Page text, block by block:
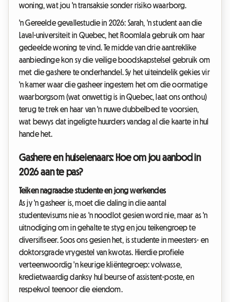
woning, wat jou 'n transaksie sonder risiko waarborg.
'n Gereelde gevallestudie in 2026: Sarah, 'n student aan die
Laval-universiteit in Quebec, het Roomlala gebruik om haar
gedeelde woning te vind. Te midde van drie aantreklike
aanbiedinge kon sy die veilige boodskapstelsel gebruik om
met die gashere te onderhandel. Sy het uiteindelik gekies vir
'n kamer waar die gasheer ingestem het om die oormatige
waarborgsom (wat onwettig is in Quebec, laat ons onthou)
terug te trek en haar van 'n nuwe dubbelbed te voorsien,
wat bewys dat ingeligte huurders vandag al die kaarte in hul
hande het.
Gashere en huiseienaars: Hoe om jou aanbod in
2026 aan te pas?
Teiken nagraadse studente en jong werkendes
As jy 'n gasheer is, moet die daling in die aantal
studentevisums nie as 'n noodlot gesien word nie, maar as 'n
uitnodiging om in gehalte te styg en jou teikengroep te
diversifiseer. Soos ons gesien het, is studente in meesters- en
doktorsgrade vrygestel van kwotas. Hierdie profiele
verteenwoordig 'n keurige kliëntegroep: volwasse,
kredietwaardig danksy hul beurse of assistent-poste, en
respekvol teenoor die eiendom.